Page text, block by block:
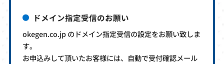
ドメイン指定受信のお願い
okegen.co.jp のドメイン指定受信の設定をお願い致しま
す。
お申込みして頂いたお客様には、自動で受付確認メール